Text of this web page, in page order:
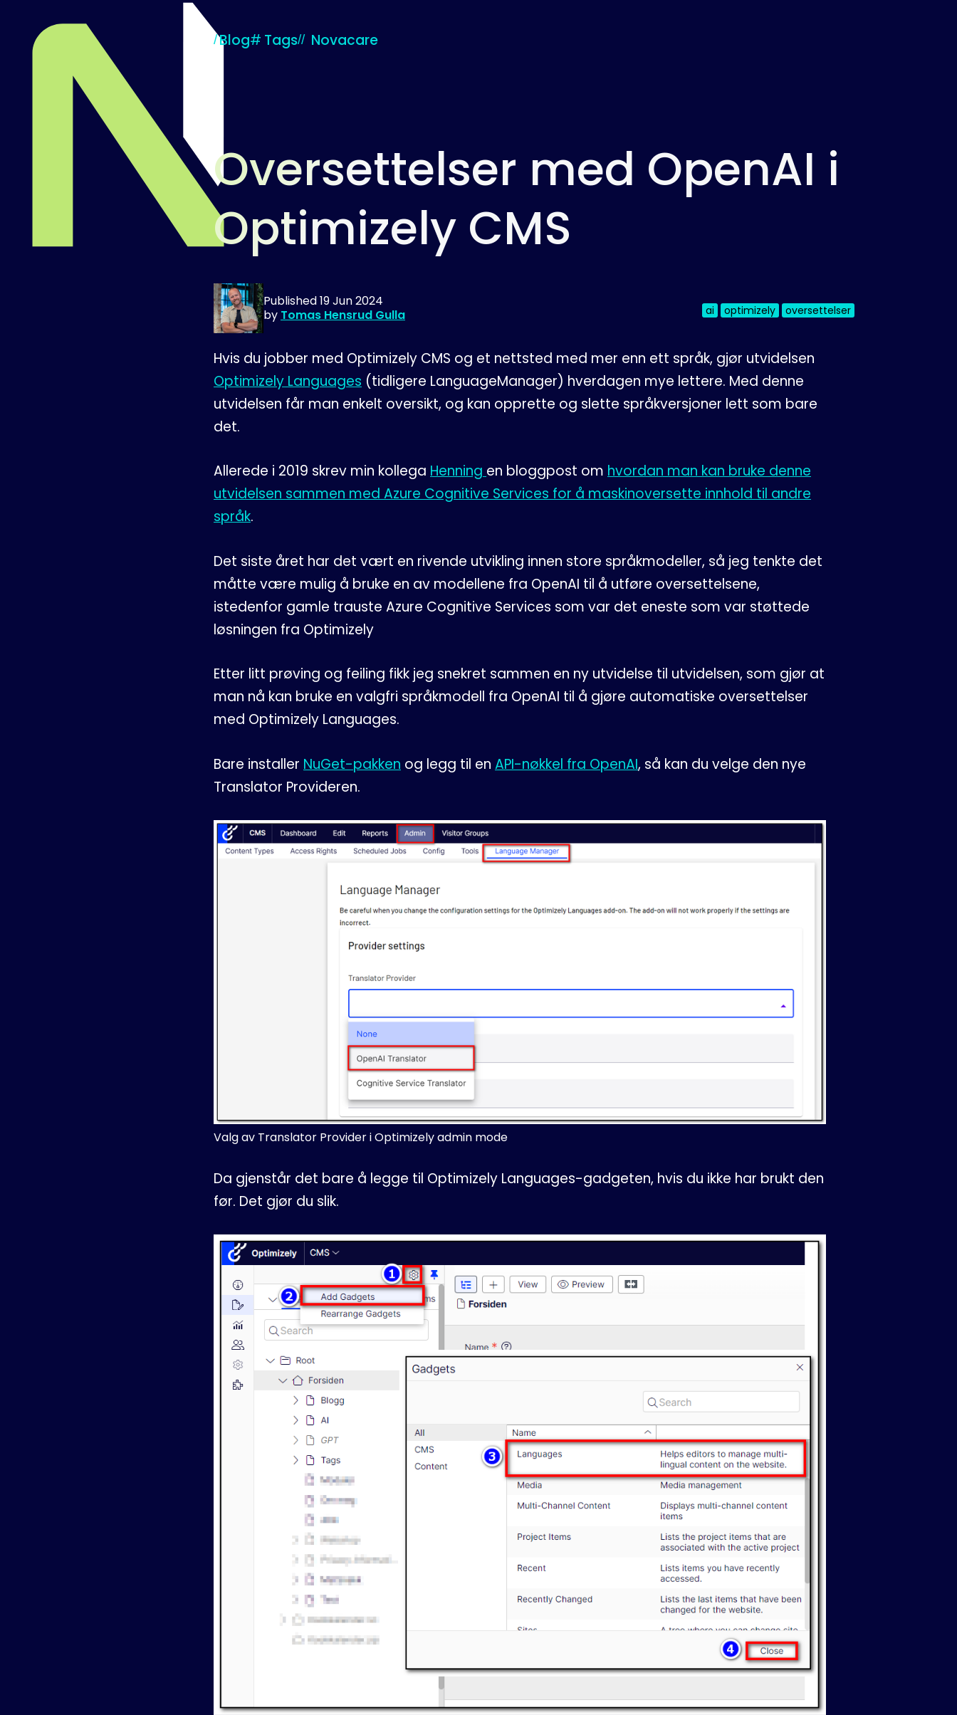
Blog# Tags Novacare
Oversettelser med OpenAI i
Optimizely CMS
Published19 Jun 2024
by Tomas Hensrud Gulla ai optimizely oversettelser
Hvis du jobber med Optimizely CMS og et nettsted med mer enn ett språk, gjør utvidelsen
Optimizely Languages (tidligere LanguageManager) hverdagen mye lettere. Med denne
utvidelsen får man enkelt oversikt, og kan opprette og slette språkversjoner lett som bare
det.
Allerede i 2019 skrev min kollega Henning en bloggpost om hvordan man kan bruke denne
utvidelsen sammen med Azure Cognitive Services for å maskinoversette innhold til andre
språk.
Det siste året har det vært en rivende utvikling innen store språkmodeller, så jeg tenkte det
måtte være mulig å bruke en av modellene fra OpenAI til å utføre oversettelsene,
istedenfor gamle trauste Azure Cognitive Services som var det eneste som var støttede
løsningen fra Optimizely
Etter litt prøving og feiling fikk jeg snekret sammen en ny utvidelse til utvidelsen, som gjør at
man nå kan bruke en valgfri språkmodell fra OpenAI til å gjøre automatiske oversettelser
med Optimizely Languages.
Bare installer NuGet-pakken og legg til en API-nøkkel fra OpenAI, så kan du velge den nye
Translator Provideren.
Valg av Translator Provider i Optimizely admin mode
Da gjenstår det bare å legge til Optimizely Languages-gadgeten, hvis du ikke har brukt den
før. Det gjør du slik.